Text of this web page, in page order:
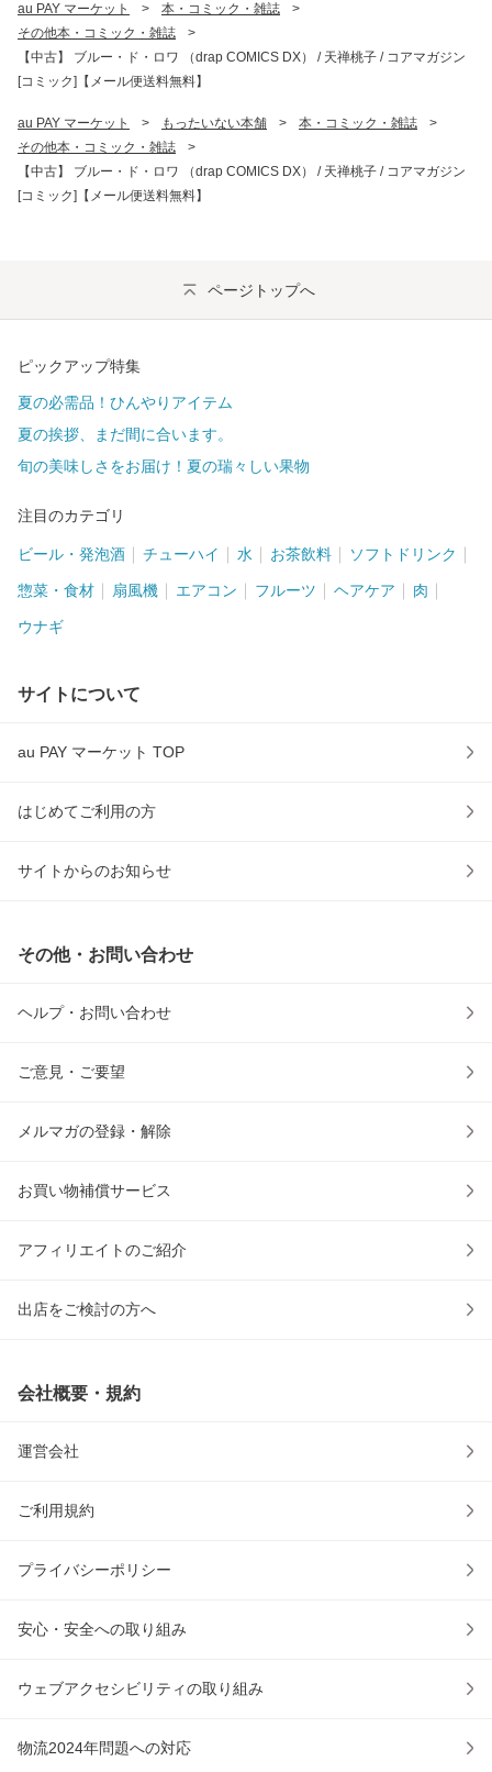
au PAY マーケット > 本・コミック・雑誌
>
その他本・コミック・雑誌
>
【中古】 ブルー・ド・ロワ （drap COMICS DX） / 天禅桃子 / コアマガジン
[コミック]【メール便送料無料】
au PAY マーケット > もったいない本舗 > 本・コミック・雑誌
>
その他本・コミック・雑誌
>
【中古】 ブルー・ド・ロワ （drap COMICS DX） / 天禅桃子 / コアマガジン
[コミック]【メール便送料無料】
ページトップへ
ピックアップ特集
夏の必需品！ひんやりアイテム
夏の挨拶、まだ間に合います。
旬の美味しさをお届け！夏の瑞々しい果物
注目のカテゴリ
ビール・発泡酒 チューハイ 水 お茶飲料 ソフトドリンク
惣菜・食材 扇風機 エアコン フルーツ ヘアケア 肉
ウナギ
サイトについて
au PAY マーケット TOP
はじめてご利用の方
サイトからのお知らせ
その他・お問い合わせ
ヘルプ・お問い合わせ
ご意見・ご要望
メルマガの登録・解除
お買い物補償サービス
アフィリエイトのご紹介
出店をご検討の方へ
会社概要・規約
運営会社
ご利用規約
プライバシーポリシー
安心・安全への取り組み
ウェブアクセシビリティの取り組み
物流2024年問題への対応